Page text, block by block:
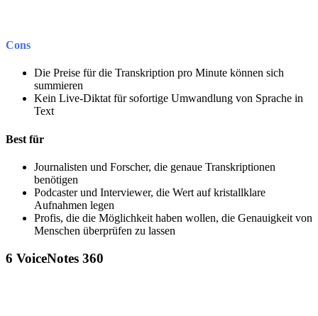
Cons
Die Preise für die Transkription pro Minute können sich
summieren
Kein Live-Diktat für sofortige Umwandlung von Sprache in
Text
Best für
Journalisten und Forscher, die genaue Transkriptionen
benötigen
Podcaster und Interviewer, die Wert auf kristallklare
Aufnahmen legen
Profis, die die Möglichkeit haben wollen, die Genauigkeit von
Menschen überprüfen zu lassen
6 VoiceNotes 360